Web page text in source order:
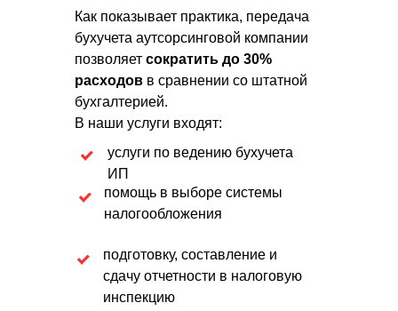
услуги по ведению бухучета
ИП
помощь в выборе системы
налогообложения
подготовку, составление и
сдачу отчетности в налоговую
инспекцию
Как показывает практика, передача
бухучета аутсорсинговой компании
позволяет сократить до 30%
расходов в сравнении со штатной
бухгалтерией.
В наши услуги входят: